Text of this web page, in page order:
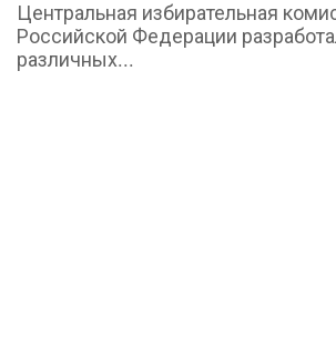
Центральная избирательная
Российской Федерации
различных...